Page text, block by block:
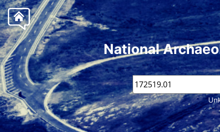
National